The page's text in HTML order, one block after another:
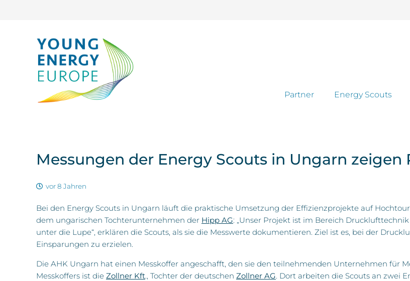
Partner Energy Scouts
Messungen der Energy Scouts in Ungarn zeigen
vor 8 Jahren
Bei den Energy Scouts in Ungarn läuft die praktische Umsetzung der Effizienzprojekte auf
dem ungarischen Tochterunternehmen der Hipp AG: „Unser Projekt ist im Bereich
unter die Lupe“, erklären die Scouts, als sie die Messwerte dokumentieren. Ziel ist es, bei der
Einsparungen zu erzielen.
Die AHK Ungarn hat einen Messkoffer angeschafft, den sie den teilnehmenden Unternehmen für
Messkoffers ist die Zollner Kft., Tochter der deutschen Zollner AG. Dort arbeiten die Scouts an zwei